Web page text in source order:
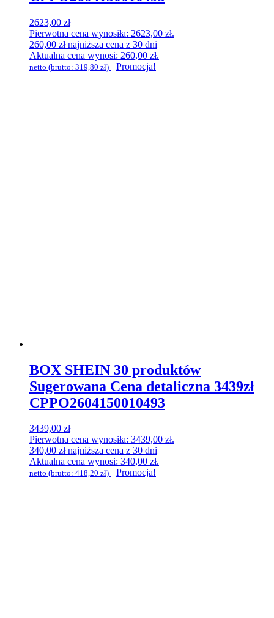
2623,00zł
Pierwotna cena wynosiła: 2623,00 zł.
260,00 złnajniższa cena z 30 dni
Aktualna cena wynosi: 260,00 zł.
netto (brutto: 319,80 zł) Promocja!
BOX SHEIN 30 produktów
Sugerowana Cena detaliczna 3439zł
CPPO2604150010493
3439,00zł
Pierwotna cena wynosiła: 3439,00 zł.
340,00 złnajniższa cena z 30 dni
Aktualna cena wynosi: 340,00 zł.
netto (brutto: 418,20 zł) Promocja!